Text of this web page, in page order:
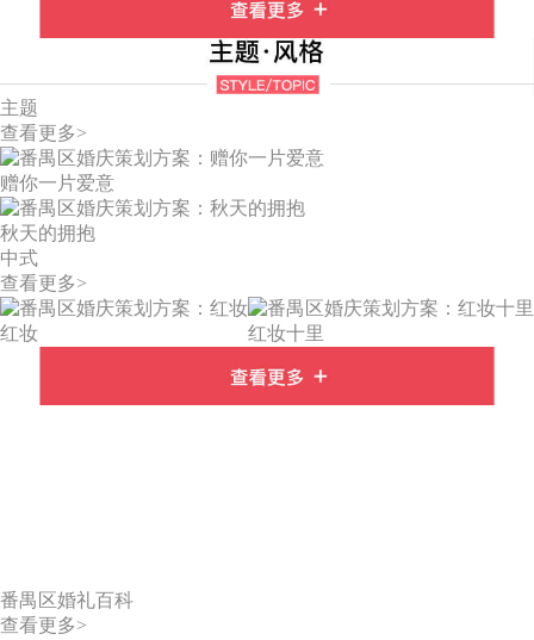
主题
查看更多>
赠你一片爱意
秋天的拥抱
中式
查看更多>
红妆 红妆十里
番禺区婚礼百科
查看更多>